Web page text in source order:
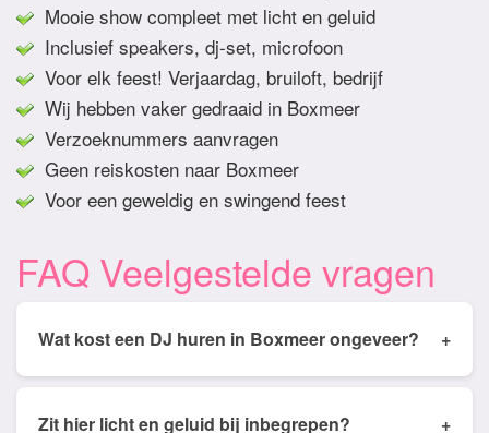
Mooie show compleet met licht en geluid
Inclusief speakers, dj-set, microfoon
Voor elk feest! Verjaardag, bruiloft, bedrijf
Wij hebben vaker gedraaid in Boxmeer
Verzoeknummers aanvragen
Geen reiskosten naar Boxmeer
Voor een geweldig en swingend feest
FAQ Veelgestelde vragen
Wat kost een DJ huren in Boxmeer ongeveer? +
gemiddeld tussen de € 350,- en € 950,- Prijs is
Zit hier licht en geluid bij inbegrepen? +